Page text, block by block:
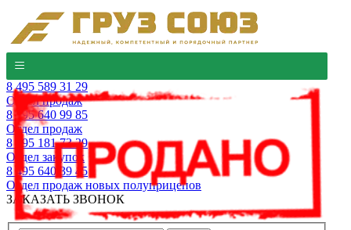
8 495 589 31 29
Отдел продаж
8 495 640 99 85
Отдел продаж
8 495 181 73 29
Отдел закупок
8 495 640 39 45
Отдел продаж новых полуприцепов
ЗАКАЗАТЬ ЗВОНОК